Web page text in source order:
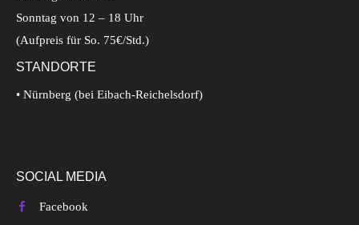
Sonntag von 12 – 18 Uhr
(Aufpreis für So. 75€/Std.)
STANDORTE
• Nürnberg (bei Eibach-Reichelsdorf)
SOCIAL MEDIA
Facebook